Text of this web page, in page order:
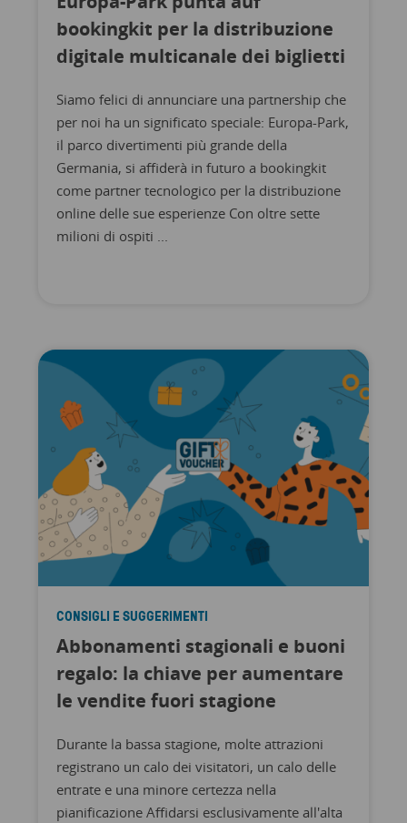
bookingkit per la distribuzione
digitale multicanale dei biglietti
Siamo felici di annunciare una partnership che
per noi ha un significato speciale: Europa-Park,
il parco divertimenti più grande della
Germania, si affiderà in futuro a bookingkit
come partner tecnologico per la distribuzione
online delle sue esperienze Con oltre sette
milioni di ospiti ...
CONSIGLI E SUGGERIMENTI
Abbonamenti stagionali e buoni
regalo: la chiave per aumentare
le vendite fuori stagione
Durante la bassa stagione, molte attrazioni
registrano un calo dei visitatori, un calo delle
entrate e una minore certezza nella
pianificazione Affidarsi esclusivamente all'alta